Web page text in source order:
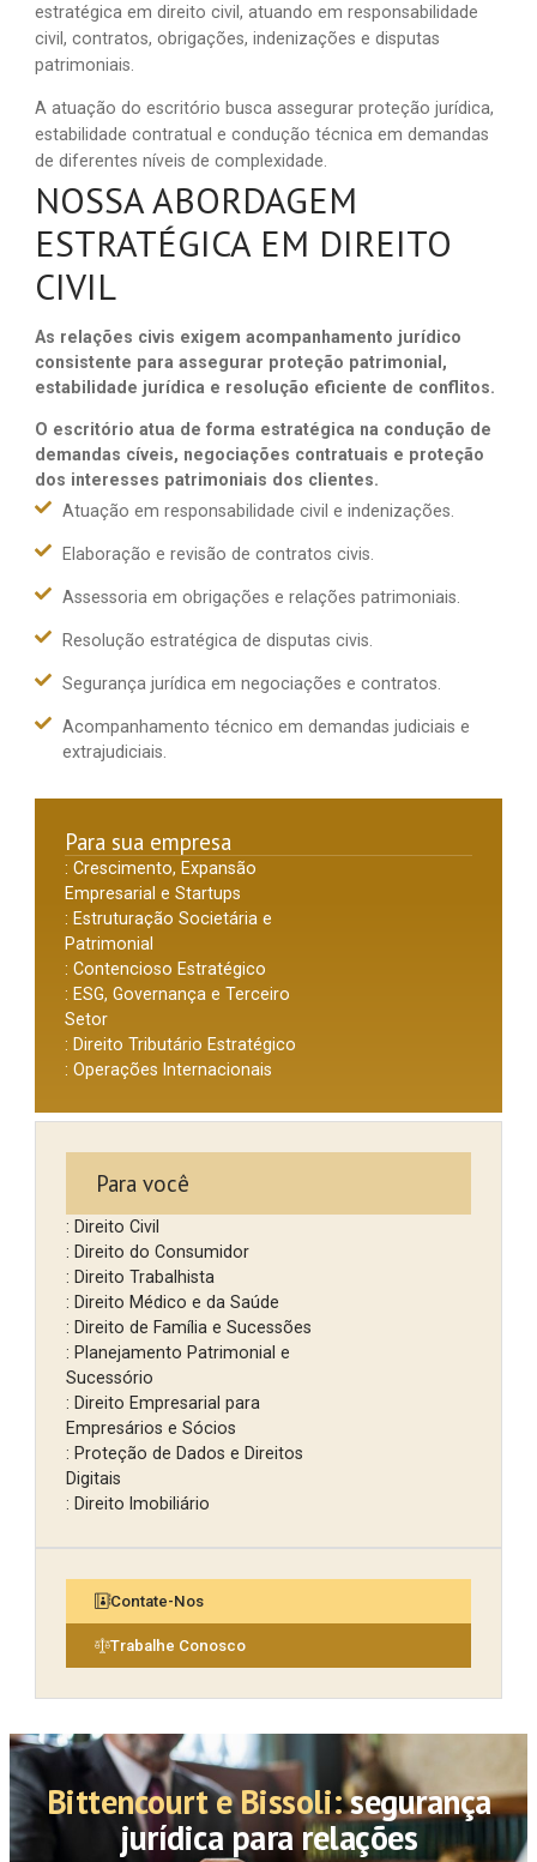
Para sua empresa
: Crescimento, Expansão
Empresarial e Startups
: Estruturação Societária e
Patrimonial
: Contencioso Estratégico
: ESG, Governança e Terceiro
Setor
: Direito Tributário Estratégico
: Operações Internacionais
Para você
: Direito Civil
: Direito do Consumidor
: Direito Trabalhista
: Direito Médico e da Saúde
: Direito de Família e Sucessões
: Planejamento Patrimonial e
Sucessório
: Direito Empresarial para
Empresários e Sócios
: Proteção de Dados e Direitos
Digitais
: Direito Imobiliário
Contate-Nos
Trabalhe Conosco
estratégica em direito civil, atuando em responsabilidade
civil, contratos, obrigações, indenizações e disputas
patrimoniais.
A atuação do escritório busca assegurar proteção jurídica,
estabilidade contratual e condução técnica em demandas
de diferentes níveis de complexidade.
NOSSA ABORDAGEM
ESTRATÉGICA EM DIREITO
CIVIL
As relações civis exigem acompanhamento jurídico
consistente para assegurar proteção patrimonial,
estabilidade jurídica e resolução eficiente de conflitos.
O escritório atua de forma estratégica na condução de
demandas cíveis, negociações contratuais e proteção
dos interesses patrimoniais dos clientes.
Atuação em responsabilidade civil e indenizações.
Elaboração e revisão de contratos civis.
Assessoria em obrigações e relações patrimoniais.
Resolução estratégica de disputas civis.
Segurança jurídica em negociações e contratos.
Acompanhamento técnico em demandas judiciais e
extrajudiciais.
Bittencourt e Bissoli:segurança
jurídica para relações